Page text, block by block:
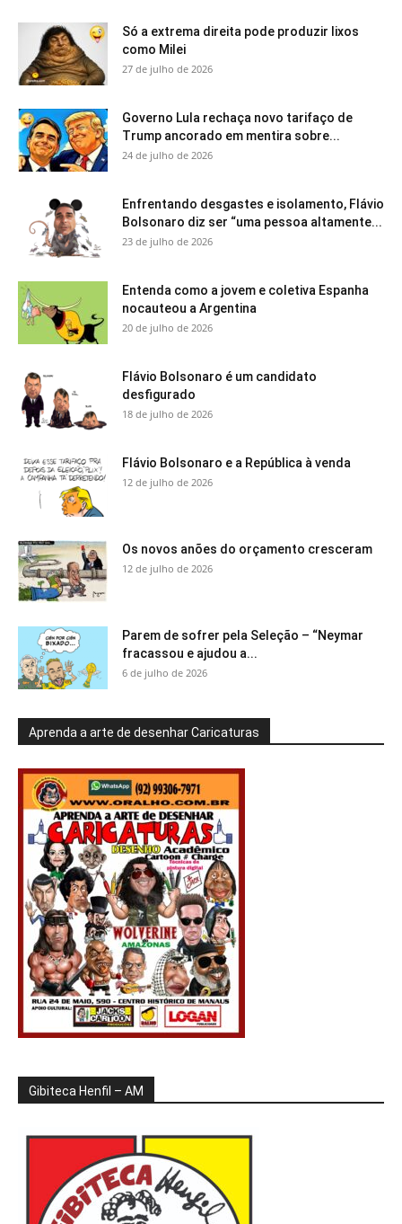
Só a extrema direita pode produzir lixos
como Milei
27 de julho de 2026
Governo Lula rechaça novo tarifaço de
Trump ancorado em mentira sobre...
24 de julho de 2026
Enfrentando desgastes e isolamento, Flávio
Bolsonaro diz ser “uma pessoa altamente...
23 de julho de 2026
Entenda como a jovem e coletiva Espanha
nocauteou a Argentina
20 de julho de 2026
Flávio Bolsonaro é um candidato
desfigurado
18 de julho de 2026
Flávio Bolsonaro e a República à venda
12 de julho de 2026
Os novos anões do orçamento cresceram
12 de julho de 2026
Parem de sofrer pela Seleção – “Neymar
fracassou e ajudou a...
6 de julho de 2026
Aprenda a arte de desenhar Caricaturas
Gibiteca Henfil – AM